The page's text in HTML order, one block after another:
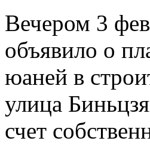
Вечером 3
объявило о
юаней в
улица
счет